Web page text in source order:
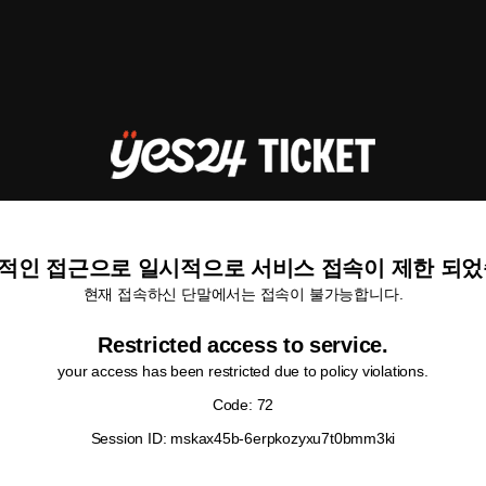
인 접근으로 일시적으로 서비스 접속이 제한 되
현재 접속하신 단말에서는 접속이 불가능합니다.
Restricted access to service.
your access has been restricted due to policy violations.
Code: 72
Session ID: mskax45b-6erpkozyxu7t0bmm3ki